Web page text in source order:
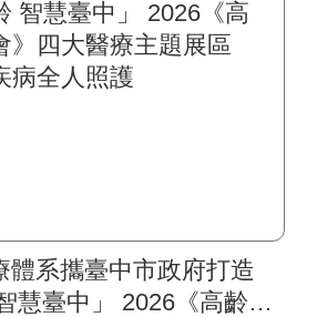
體系攜臺中市政府打造
慧臺中」 2026《高齡健